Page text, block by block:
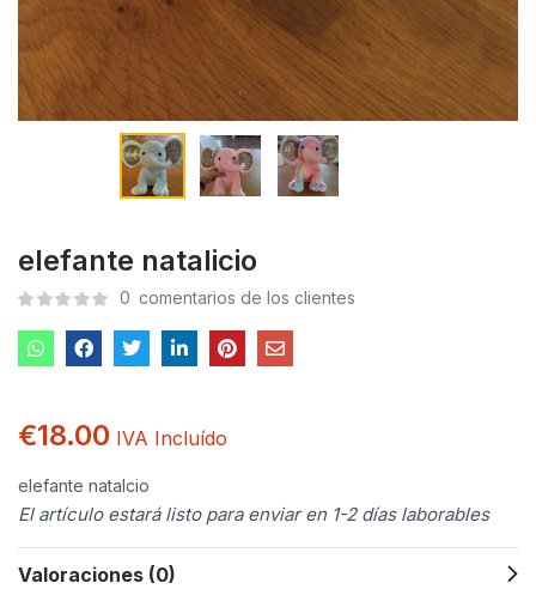
elefante natalicio
0 comentarios de los clientes
€18.00 IVA Incluído
elefante natalcio
El artículo estará listo para enviar en 1-2 días laborables
Valoraciones (0)